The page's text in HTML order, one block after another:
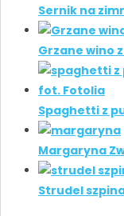
Sernik na
Grzane wino
Spaghetti z
Margaryna
Strudel